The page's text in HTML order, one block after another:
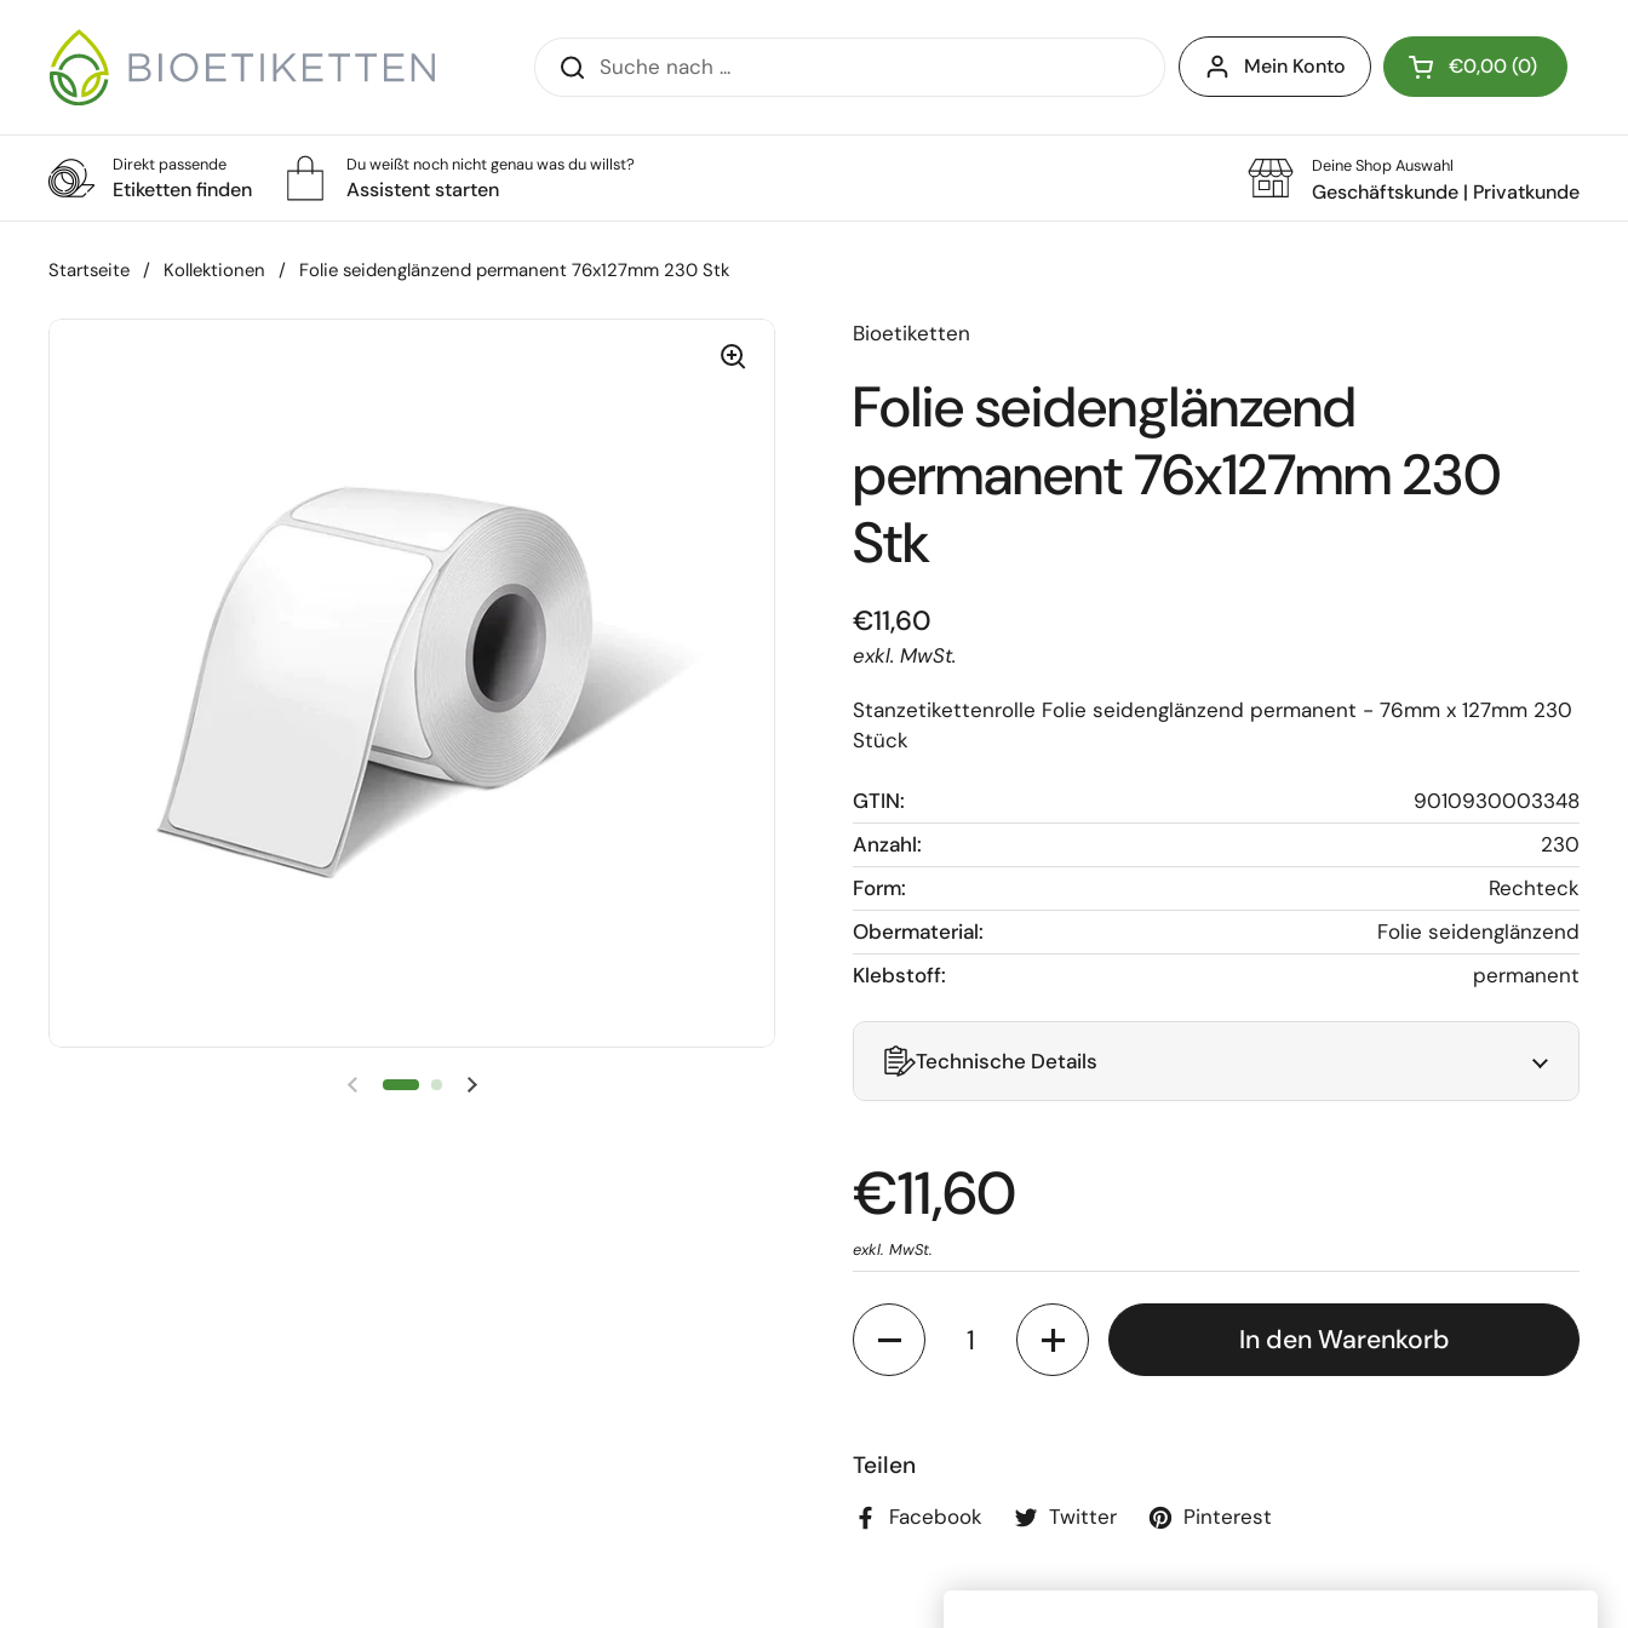
Mein Konto Warenkorb öffnen
€0,00 0
Direkt passende
Etiketten finden
Du weißt noch nicht genau was du willst?
Assistent starten
Deine Shop Auswahl
Geschäftskunde | Privatkunde
Startseite / Kollektionen / Folie seidenglänzend permanent 76x127mm 230 Stk
Bioetiketten
Folie seidenglänzend
permanent 76x127mm 230
Stk
€11,60
exkl. MwSt.
Stanzetikettenrolle Folie seidenglänzend permanent - 76mm x 127mm 230
Stück
GTIN:
9010930003348
Anzahl:
230
Form:
Rechteck
Obermaterial:
Folie seidenglänzend
Klebstoff:
permanent
Technische Details
€11,60
exkl. MwSt.
Anzahl
In den Warenkorb
Teilen
Facebook Twitter Pinterest